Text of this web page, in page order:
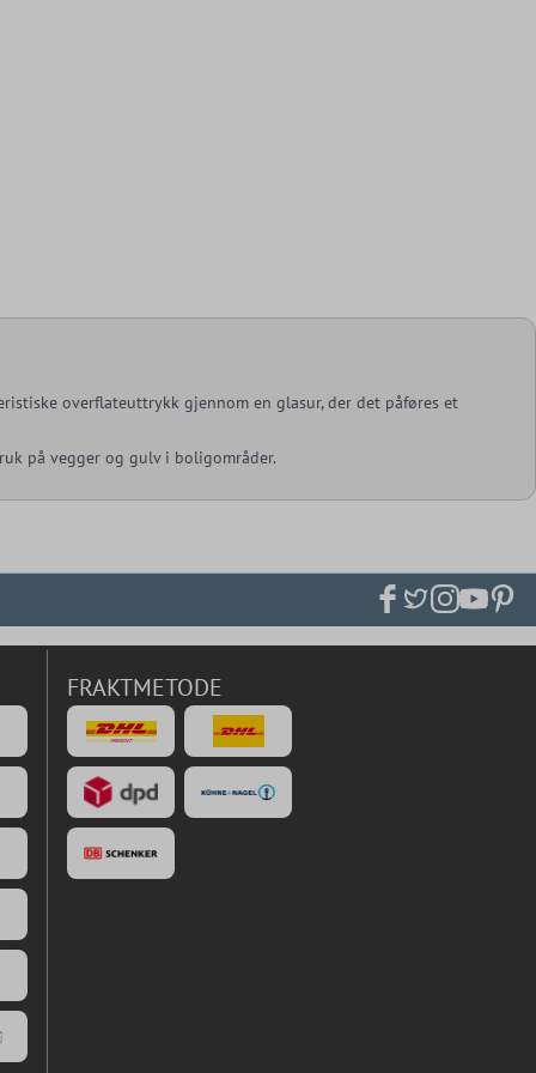
overflateuttrykk gjennom en glasur, der det påføres et
på vegger og gulv i boligområder.
FRAKTMETODE